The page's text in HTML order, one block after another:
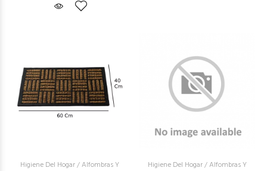
Higiene Del Hogar/Alfombras Y
Higiene Del Hogar/Alfombras Y